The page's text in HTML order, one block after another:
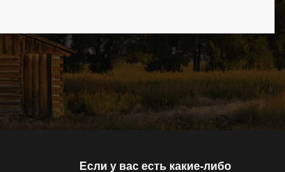
Если у вас есть какие-либо